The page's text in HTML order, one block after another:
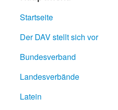
Startseite
Der DAV stellt sich vor
Bundesverband
Landesverbände
Latein